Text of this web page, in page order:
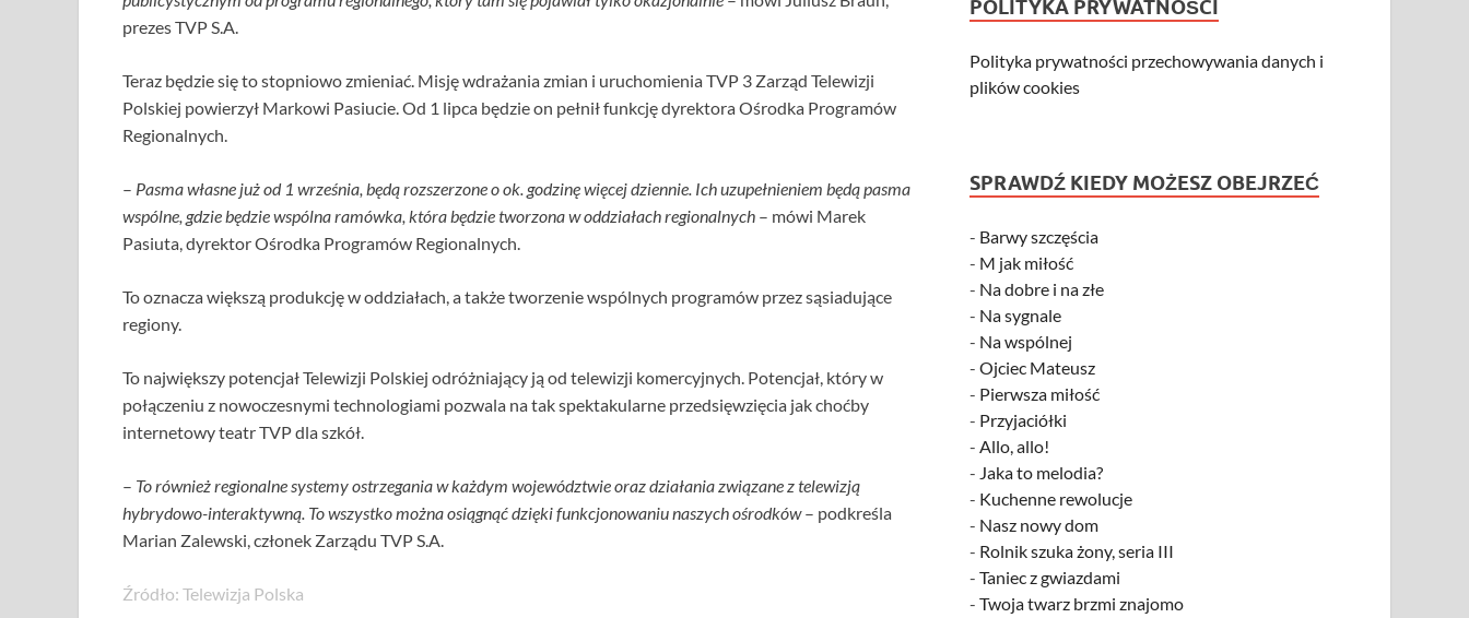
prezes TVP S.A.
Teraz będzie się to stopniowo zmieniać. Misję wdrażania zmian i uruchomienia TVP 3 Zarząd Telewizji
Polskiej powierzył Markowi Pasiucie. Od 1 lipca będzie on pełnił funkcję dyrektora Ośrodka Programów
Regionalnych.
– Pasma własne już od 1 września, będą rozszerzone o ok. godzinę więcej dziennie. Ich uzupełnieniem będą pasma
wspólne, gdzie będzie wspólna ramówka, która będzie tworzona w oddziałach regionalnych – mówi Marek
Pasiuta, dyrektor Ośrodka Programów Regionalnych.
To oznacza większą produkcję w oddziałach, a także tworzenie wspólnych programów przez sąsiadujące
regiony.
To największy potencjał Telewizji Polskiej odróżniający ją od telewizji komercyjnych. Potencjał, który w
połączeniu z nowoczesnymi technologiami pozwala na tak spektakularne przedsięwzięcia jak choćby
internetowy teatr TVP dla szkół.
– To również regionalne systemy ostrzegania w każdym województwie oraz działania związane z telewizją
hybrydowo-interaktywną. To wszystko można osiągnąć dzięki funkcjonowaniu naszych ośrodków– podkreśla
Marian Zalewski, członek Zarządu TVP S.A.
Źródło: Telewizja Polska
POLITYKA PRYWATNOŚCI
Polityka prywatności przechowywania danych i
plików cookies
SPRAWDŹ KIEDY MOŻESZ OBEJRZEĆ
- Barwy szczęścia
- M jak miłość
- Na dobre i na złe
- Na sygnale
- Na wspólnej
-Ojciec Mateusz
- Pierwsza miłość
- Przyjaciółki
-Allo, allo!
- Jaka to melodia?
- Kuchenne rewolucje
- Nasz nowy dom
- Rolnik szuka żony, seria III
-Taniec z gwiazdami
-Twoja twarz brzmi znajomo